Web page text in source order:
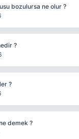
bozulursa ne olur ?
?
?
demek ?